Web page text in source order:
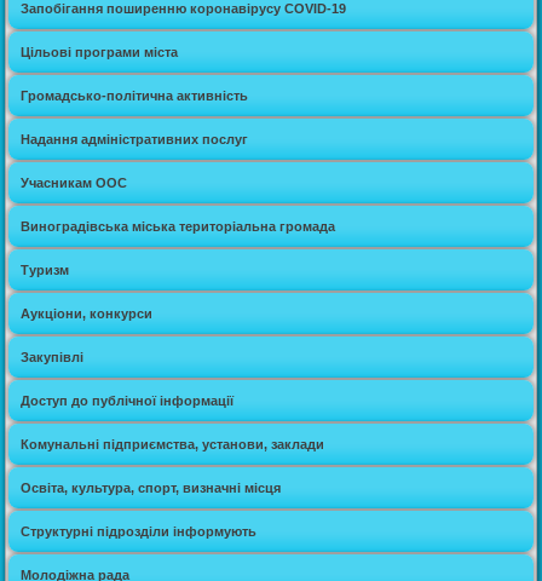
Запобігання поширенню коронавірусу COVID-19
Цільові програми міста
Громадсько-політична активність
Надання адміністративних послуг
Учасникам ООС
Виноградівська міська територіальна громада
Туризм
Аукціони, конкурси
Закупівлі
Доступ до публічної інформації
Комунальні підприємства, установи, заклади
Освіта, культура, спорт, визначні місця
Структурні підрозділи інформують
Молодіжна рада